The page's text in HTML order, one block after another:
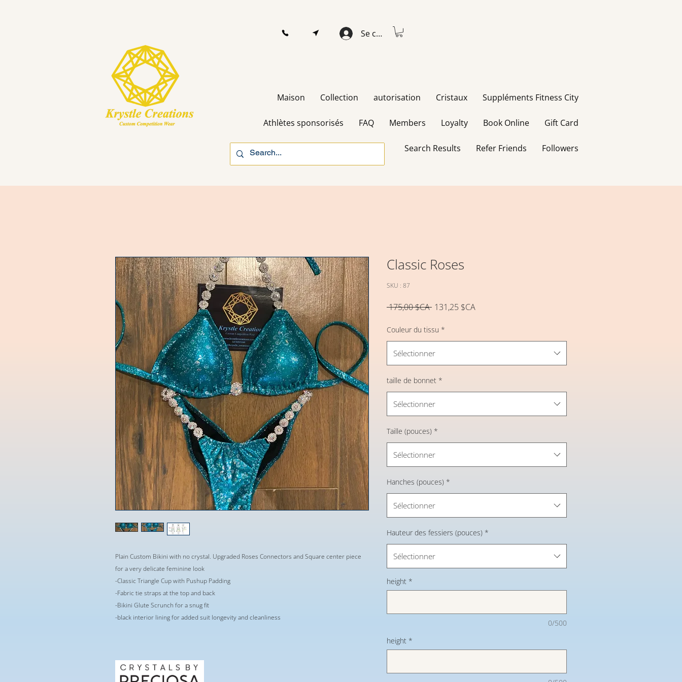
Se connecter
Maison Collection autorisation Cristaux Suppléments Fitness City
Athlètes sponsorisés FAQ Members Loyalty Book Online Gift Card
Search Results Refer Friends Followers
Plain Custom Bikini with no crystal. Upgraded Roses Connectors and Square center piece
for a very delicate feminine look
-Classic Triangle Cup with Pushup Padding
-Fabric tie straps at the top and back
-Bikini Glute Scrunch for a snug fit
-black interior lining for added suit longevity and cleanliness
Classic Roses
SKU : 87
175,00 $CA Prix
131,25 $CA
Couleur du tissu *
Sélectionner
taille de bonnet *
Sélectionner
Taille (pouces) *
Sélectionner
Hanches (pouces) *
Sélectionner
Hauteur des fessiers (pouces) *
Sélectionner
height *
0/500
height *